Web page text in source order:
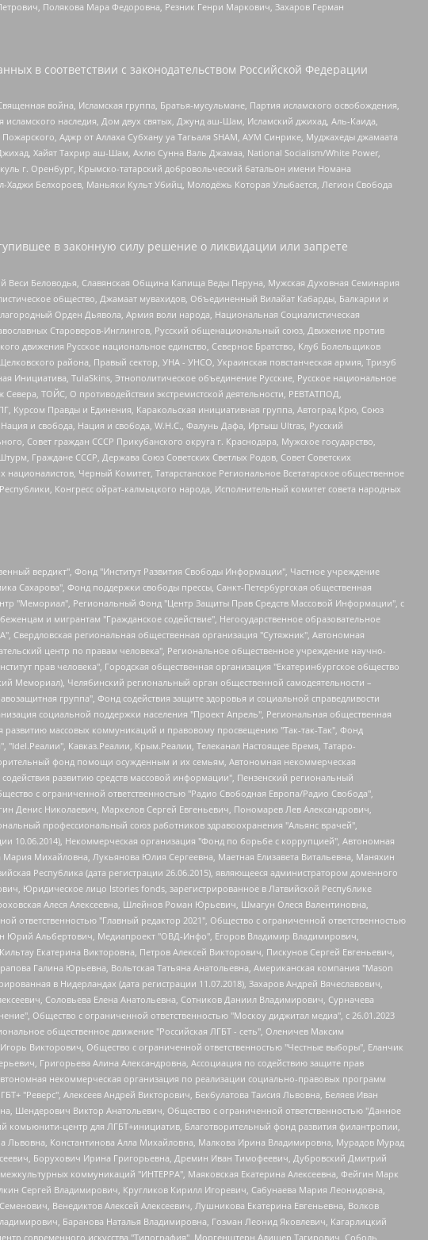
Полякова Мара Федоровна, Резник Генри Маркович, Захаров Герман
в соответствии с законодательством Российской Федерации
война, Исламская группа, Братья-мусульмане, Партия исламского освобождения,
наследия, Дом двух святых, Джунд аш-Шам, Исламский джихад, Аль-Каида,
Аджр от Аллаха Субхану уа Тагьаля SHAM, АУМ Синрике, Муджахеды джамаата
Хайят Тахрир аш-Шам, Ахлю Сунна Валь Джамаа, National Socialism/White Power,
г. Оренбург, Крымско-татарский добровольческий батальон имени Номана
Хаджи Белхороев, Маньяки Культ Убийц, Молодёжь Которая Улыбается, Легион Свобода
в законную силу решение о ликвидации или запрете
Веси Беловодья, Славянская Община Капища Веды Перуна, Мужская Духовная Семинария
общество, Джамаат мувахидов, Объединенный Вилайат Кабарды, Балкарии и
Орден Дьявола, Армия воли народа, Национальная Социалистическая
Староверов-Инглингов, Русский общенациональный союз, Движение против
движения Русское национальное единство, Северное Братство, Клуб Болельщиков
района, Правый сектор, УНА - УНСО, Украинская повстанческая армия, Тризуб
Инициатива, TulaSkins, Этнополитическое объединение Русские, Русское национальное
ТОЙС, О противодействии экстремистской деятельности, РЕВТАТПОД,
Правды и Единения, Каракольская инициативная группа, Автоград Крю, Союз
и свобода, Нация и свобода, W.H.С., Фалунь Дафа, Иртыш Ultras, Русский
Совет граждан СССР Прикубанского округа г. Краснодара, Мужское государство,
Граждане СССР, Держава Союз Советских Светлых Родов, Совет Советских
Черный Комитет, Татарстанское Региональное Всетатарское общественное
Конгресс ойрат-калмыцкого народа, Исполнительный комитет совета народных
Юрьевич, Скворцова Елена Сергеевна, Общество с ограниченной ответственностью "Как бы инагент", Кочетков Игорь Викторович, Общество с ограниченной ответственностью "Честные выборы", Еланчик Олег Александрович, Общество с ограниченной ответственностью "Нобелевский призыв", Гималова Регина Эмилевна, Григорьев Андрей Валерьевич, Григорьева Алина Александровна, Ассоциация по содействию защите прав призывников, альтернативнослужащих и военнослужащих "Правозащитная группа "Гражданин.Армия.Право", Хисамова Регина Фаритовна, Автономная некоммерческая организация по реализации социально-правовых программ "Лилит", Дальневосточное общественное движение "Маяк", Санкт-Петербургская ЛГБТ-инициативная группа "Выход", Инициативная группа ЛГБТ+ "Реверс", Алексеев Андрей Викторович, Бекбулатова Таисия Львовна, Беляев Иван Михайлович, Владыкина Елена Сергеевна, Гельман Марат Александрович, Никульшина Вероника Юрьевна, Толоконникова Надежда Андреевна, Шендерович Виктор Анатольевич, Общество с ограниченной ответственностью "Данное сообщение", Общество с ограниченной ответственностью Издательский дом "Новая глава", Айнбиндер Александра Александровна, Московский комьюнити-центр для ЛГБТ+инициатив, Благотворительный фонд развития филантропии, Deutsche Welle (Германия, Kurt-Schumacher-Strasse 3, 53113 Bonn), Борзунова Мария Михайловна, Воробьев Виктор Викторович, Голубева Анна Львовна, Константинова Алла Михайловна, Малкова Ирина Владимировна, Мурадов Мурад Абдулгалимович, Осетинская Елизавета Николаевна, Понасенков Евгений Николаевич, Ганапольский Матвей Юрьевич, Киселев Евгений Алексеевич, Борухович Ирина Григорьевна, Дремин Иван Тимофеевич, Дубровский Дмитрий Викторович, Красноярская региональная общественная организация поддержки и развития альтернативных образовательных технологий и межкультурных коммуникаций "ИНТЕРРА", Маяковская Екатерина Алексеевна, Фейгин Марк Захарович, Филимонов Андрей Викторович, Дзугкоева Регина Николаевна, Доброхотов Роман Александрович, Дудь Юрий Александрович, Елкин Сергей Владимирович, Кругликов Кирилл Игоревич, Сабунаева Мария Леонидовна, Семенов Алексей Владимирович, Шаинян Карен Багратович, Шульман Екатерина Михайловна, Асафьев Артур Валерьевич, Вахштайн Виктор Семенович, Венедиктов Алексей Алексеевич, Лушникова Екатерина Евгеньевна, Волков Леонид Михайлович, Невзоров Александр Глебович, Пархоменко Сергей Борисович, Сироткин Ярослав Николаевич, Кара-Мурза Владимир Владимирович, Баранова Наталья Владимировна, Гозман Леонид Яковлевич, Кагарлицкий Борис Юльевич, Климарев Михаил Валерьевич, Милов Владимир Станиславович, Автономная некоммерческая организация Краснодарский центр современного искусства "Типография", Моргенштерн Алишер Тагирович, Соболь Любовь Эдуардовна, Общество с ограниченной ответственностью "ЛИЗА НОРМ", Каспаров Гарри Кимович, Ходорковский Михаил Борисович, Общество с ограниченной ответственностью "Апрельские тезисы", Данилович Ирина Брониславовна, Кашин Олег Владимирович, Петров Николай Владимирович, Пивоваров Алексей Владимирович, Соколов Михаил Владимирович, Цветкова Юлия Владимировна, Чичваркин Евгений Александрович, Комитет против пыток/Команда против пыток, Общество с ограниченной ответственностью "Первый научный", Общество с ограниченной ответственностью "Вертолет и ко", Белоцерковская Вероника Борисовна, Кац Максим Евгеньевич, Лазарева Татьяна Юрьевна, Шаведдинов Руслан Табризович, Яшин Илья Валерьевич, Общество с ограниченной ответственностью "Иноагент ААВ", Алешковский Дмитрий Петрович, Альбац Евгения Марковна, Быков Дмитрий Львович, Галямина Юлия Евгеньевна, Лойко Сергей Леонидович, Мартынов Кирилл Константинович, Медведев Сергей Александрович, Крашенинников Федор Геннадиевич, Гордеева Катерина Вл